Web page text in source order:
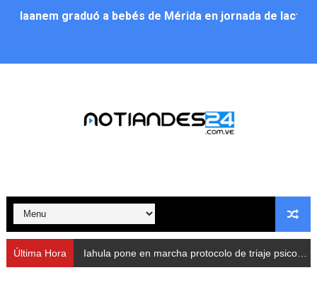
Iaanem graduó a bebés de Mérida en jornada de
Alcalde Nelson Álvarez llevó jornada recreativa a la
Nevado Gas optimiza servicio residencial en la
Balance semestral impulsa inclusión y atención a
Plan Vacacional Comunitario “Ríe 2026” recorre las
Última Hora Iahula pone en marcha protocolo de triaje psicosocial para atender a rescatistas